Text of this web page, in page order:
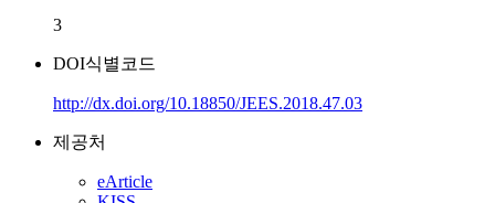
3
DOI식별코드
http://dx.doi.org/10.18850/JEES.2018.47.03
제공처
eArticle